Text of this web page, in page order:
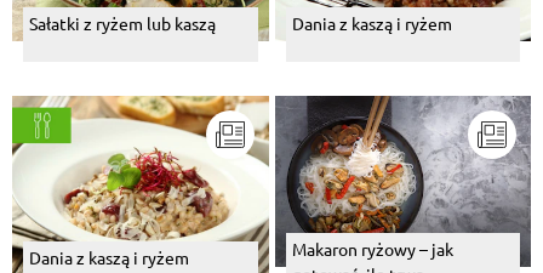
Sałatki z ryżem lub kaszą Dania z kaszą i ryżem
Dania z kaszą i ryżem
Makaron ryżowy – jak